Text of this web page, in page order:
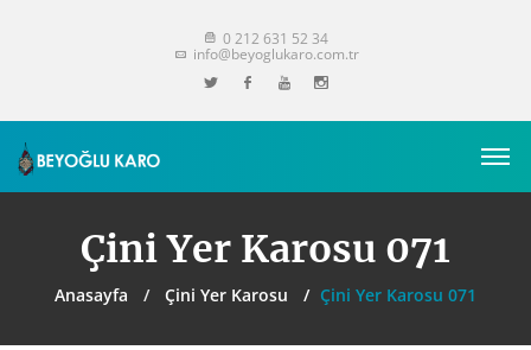
0 212 631 52 34
info@beyoglukaro.com.tr
Çini Yer Karosu 071
Anasayfa Çini Yer Karosu Çini Yer Karosu 071